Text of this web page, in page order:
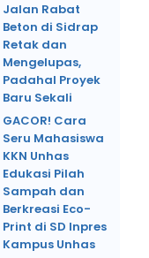
Jalan Rabat
Beton di Sidrap
Retak dan
Mengelupas,
Padahal Proyek
Baru Sekali
GACOR! Cara
Seru Mahasiswa
KKN Unhas
Edukasi Pilah
Sampah dan
Berkreasi Eco-
Print di SD Inpres
Kampus Unhas